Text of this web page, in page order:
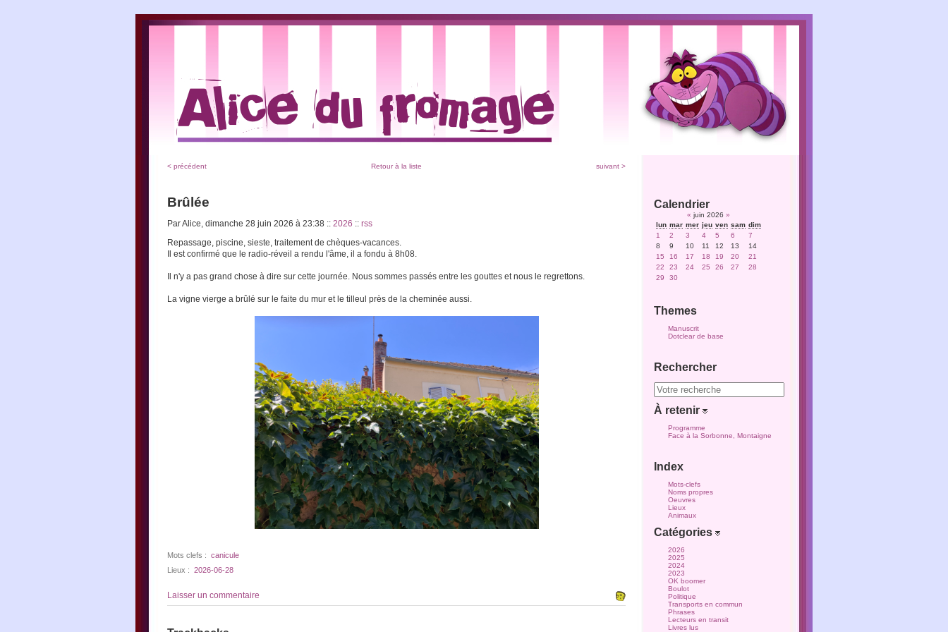
< précédent Retour à la liste suivant >
Brûlée
Par Alice, dimanche 28 juin 2026 à 23:38 :: 2026 :: rss
Repassage, piscine, sieste, traitement de chèques-vacances.
Il est confirmé que le radio-réveil a rendu l'âme, il a fondu à 8h08.
Il n'y a pas grand chose à dire sur cette journée. Nous sommes passés entre les gouttes et nous le regrettons.
La vigne vierge a brûlé sur le faite du mur et le tilleul près de la cheminée aussi.
Mots clefs : canicule
Lieux : 2026-06-28
Laisser un commentaire
Calendrier
« juin 2026 »
lun mar mer jeu ven sam dim
1
2 3 4 5 6
7
8
9 10 11 12 13
14
15
16 17 18 19 20
21
22
23 24 25 26 27
28
29
30
Themes
Manuscrit
Dotclear de base
Rechercher
À retenir
Programme
Face à la Sorbonne, Montaigne
Index
Mots-clefs
Noms propres
Oeuvres
Lieux
Animaux
Catégories
2026
2025
2024
2023
OK boomer
Boulot
Politique
Transports en commun
Phrases
Lecteurs en transit
Livres lus